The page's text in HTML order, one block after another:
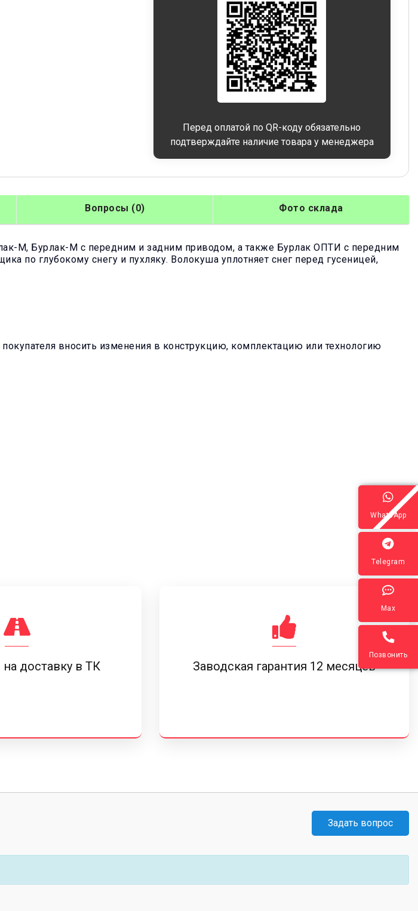
WhatsApp
Telegram
Max
Позвонить
Перед оплатой по QR-коду обязательно
подтверждайте наличие товара у менеджера
Вопросы (0) Фото склада
М, Бурлак-М с передним и задним приводом, а также Бурлак ОПТИ с передним
по глубокому снегу и пухляку. Волокуша уплотняет снег перед гусеницей,
вносить изменения в конструкцию, комплектацию или технологию
доставку в ТК Заводская гарантия 12 месяцев
Задать вопрос